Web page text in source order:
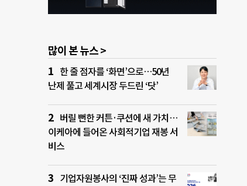
많이 본 뉴스 >
한 줄 점자를 ‘화면’으로…50년
난제 풀고 세계시장 두드린 ‘닷’
버릴 뻔한 커튼·쿠션에 새 가치…
이케아에 들어온 사회적기업 재봉 서
비스
기업자원봉사의 ‘진짜 성과’는 무